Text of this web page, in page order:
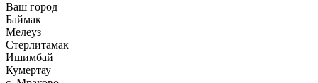
Ваш город
Баймак
Мелеуз
Стерлитамак
Ишимбай
Кумертау